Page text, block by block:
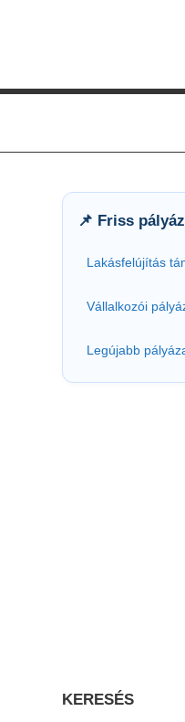
📌 Friss
Lakásfelújítás
Vállalkozói
Legújabb
KERESÉS